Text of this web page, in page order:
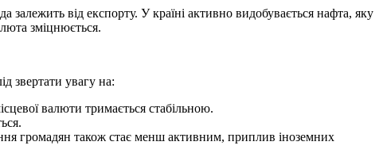
від експорту. У країні активно видобувається нафта, яку
зміцнюється.
звертати увагу на:
валюти тримається стабільною.
громадян також стає менш активним, приплив іноземних